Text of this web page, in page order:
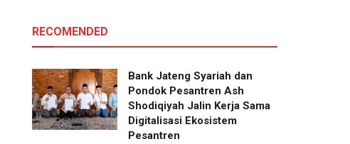
RECOMENDED
Bank Jateng Syariah dan
Pondok Pesantren Ash
Shodiqiyah Jalin Kerja Sama
Digitalisasi Ekosistem
Pesantren